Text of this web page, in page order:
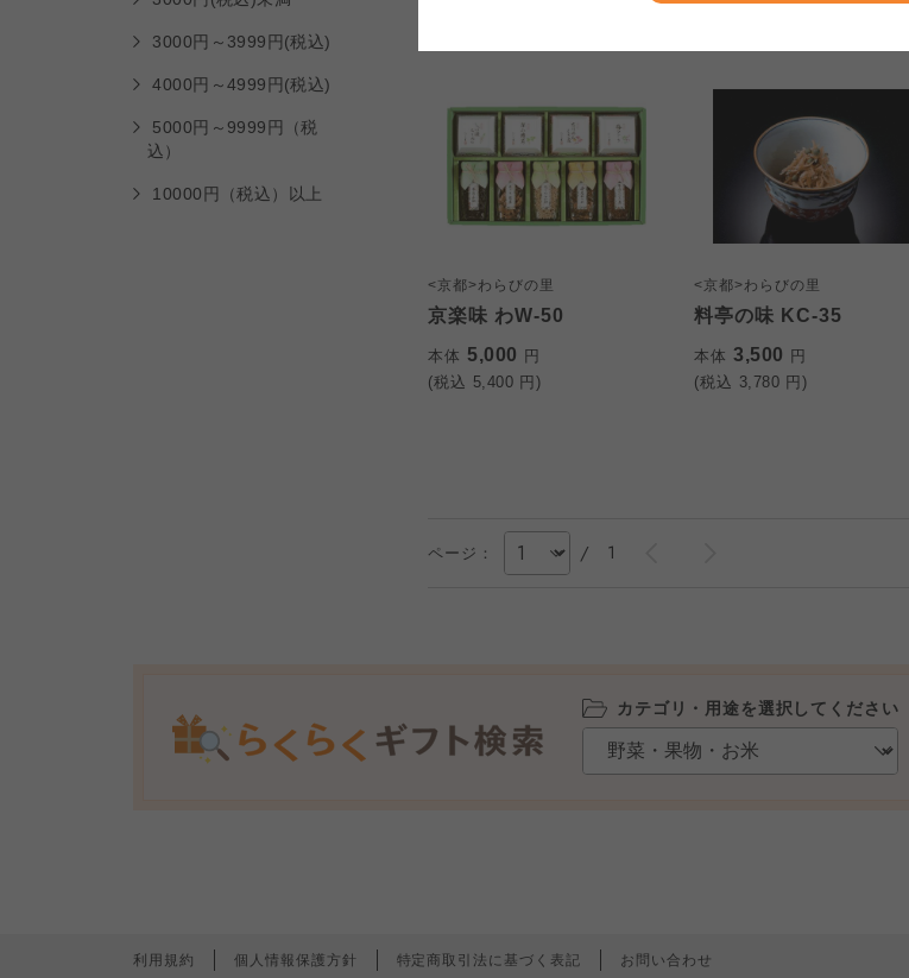
3000円～3999円(税込)
4000円～4999円(税込)
5000円～9999円（税
込）
10000円（税込）以上
<京都>わらびの里
京楽味 わW-50
本体 5,000 円
(税込 5,400 円)
<京都>わらびの里
料亭の味 KC-35
本体 3,500 円
(税込 3,780 円)
ページ： / 1
カテゴリ・用途を選択してください
利用規約 個人情報保護方針 特定商取引法に基づく表記 お問い合わせ
よどがわ市民生協 大阪いずみ市民生協 わ
よどがわ市民生協